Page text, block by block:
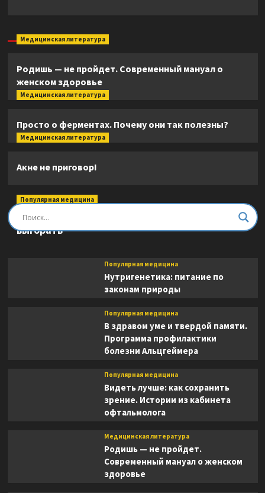
Медицинская литература
Родишь — не пройдет. Современный мануал о
женском здоровье
Медицинская литература
Просто о ферментах. Почему они так полезны?
Медицинская литература
Акне не приговор!
Популярная медицина
Быть врачом. Как помогать, развиваться и не
выгорать
Популярная медицина
Нутригенетика: питание по
законам природы
Популярная медицина
В здравом уме и твердой памяти.
Программа профилактики
болезни Альцгеймера
Популярная медицина
Видеть лучше: как сохранить
зрение. Истории из кабинета
офтальмолога
Медицинская литература
Родишь — не пройдет.
Современный мануал о женском
здоровье